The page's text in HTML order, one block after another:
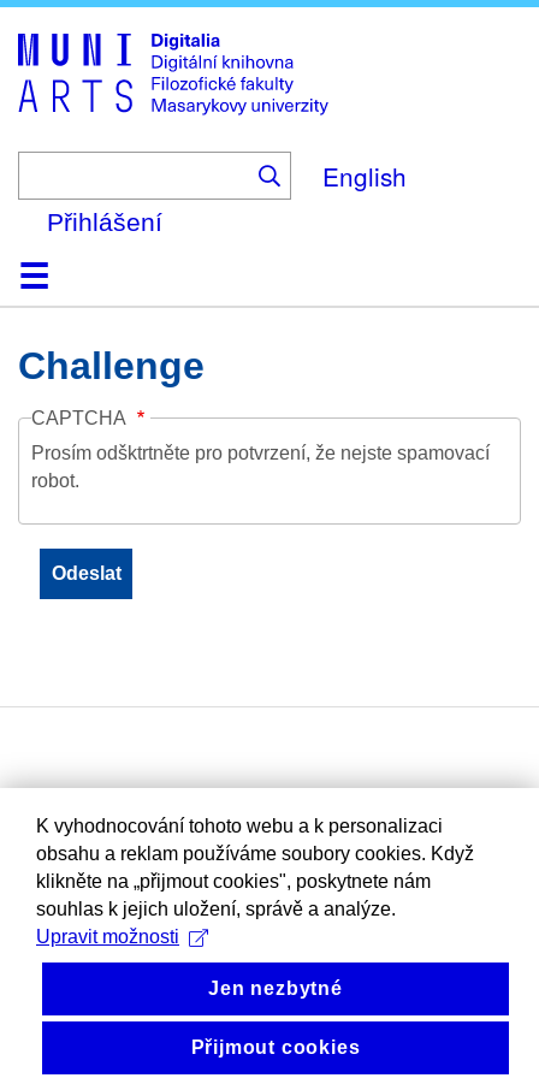
to
main
content
English
Přihlášení
DomůKolekce
Prohlížení
Vyhledávání
O platformě
Nápověda
KontaktDigitalia
Challenge
CAPTCHA
Prosím odšktrtněte pro potvrzení, že nejste spamovací
robot.
K vyhodnocování tohoto webu a k personalizaci
obsahu a reklam používáme soubory cookies. Když
klikněte na „přijmout cookies", poskytnete nám
souhlas k jejich uložení, správě a analýze.
Upravit možnosti
Jen nezbytné
Přijmout cookies